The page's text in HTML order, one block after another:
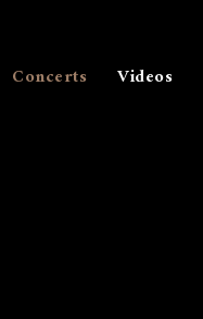
Concerts Videos